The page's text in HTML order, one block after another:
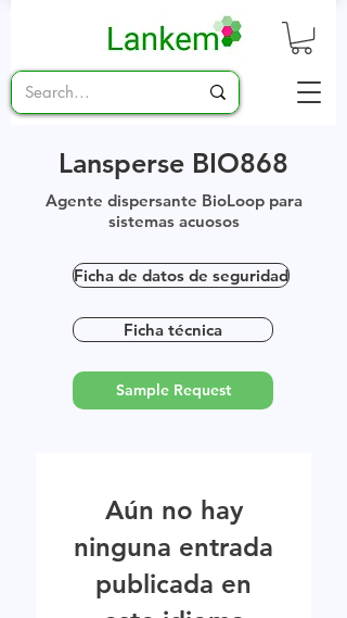
Lansperse BIO868
Agente dispersante BioLoop para
sistemas acuosos
Ficha de datos de seguridad
Ficha técnica
Sample Request
Aún no hay
ninguna entrada
publicada en